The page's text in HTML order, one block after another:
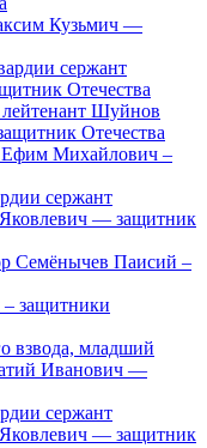
Кузьмич —
сержант
Отечества
Шуйнов
Отечества
Михайлович –
сержант
— защитник
Семёнычев Паисий –
защитники
взвода, младший
Иванович —
сержант
— защитник